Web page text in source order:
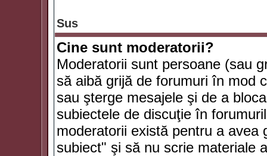
Sus
Cine sunt moderatorii?
Moderatorii sunt persoane (sau
să aibă grijă de forumuri în mod
sau şterge mesajele şi de a
subiectele de discuţie în
moderatorii există pentru a avea
subiect" şi să nu scrie materiale